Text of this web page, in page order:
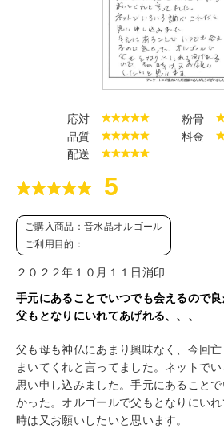
応対
粉骨
品質
料金
配送
5
ご購入商品：音水晶オルゴール
ご利用目的：
２０２２年１０月１１日消印
手元にあることでいつでも会えるので
父もとなりにいれてあげれる、、、
父も母も神仏にあまり興味なく、今回
まいてくれと言ってました。ネットで
思い申し込みました。手元にあること
かった。オルゴールで父もとなりにい
時は又お願いしたいと思います。